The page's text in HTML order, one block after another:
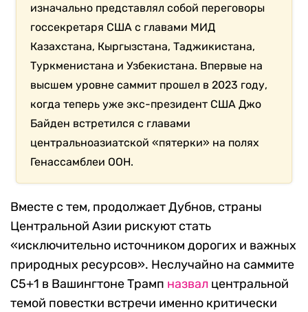
изначально представлял собой переговоры
госсекретаря США с главами МИД
Казахстана, Кыргызстана, Таджикистана,
Туркменистана и Узбекистана. Впервые на
высшем уровне саммит прошел в 2023 году,
когда теперь уже экс-президент США Джо
Байден встретился с главами
центральноазиатской «пятерки» на полях
Генассамблеи ООН.
Вместе с тем, продолжает Дубнов, страны
Центральной Азии рискуют стать
«исключительно источником дорогих и важных
природных ресурсов». Неслучайно на саммите
С5+1 в Вашингтоне Трамп назвал центральной
темой повестки встречи именно критически